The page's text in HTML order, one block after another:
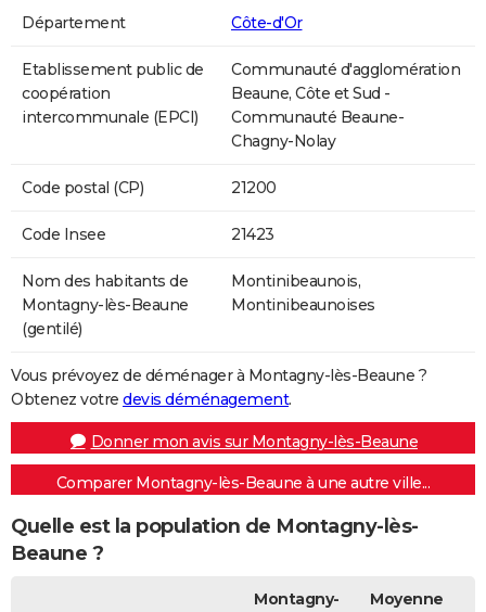
Département Côte-d'Or
Etablissement public de
coopération
intercommunale (EPCI)
Communauté d'agglomération
Beaune, Côte et Sud -
Communauté Beaune-
Chagny-Nolay
Code postal (CP) 21200
Code Insee 21423
Nom des habitants de
Montagny-lès-Beaune
(gentilé)
Montinibeaunois,
Montinibeaunoises
Vous prévoyez de déménager à Montagny-lès-Beaune ?
Obtenez votre devis déménagement.
Donner mon avis sur Montagny-lès-Beaune
Comparer Montagny-lès-Beaune à une autre ville...
Quelle est la population de Montagny-lès-
Beaune ?
Montagny-
Moyenne